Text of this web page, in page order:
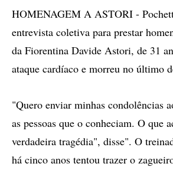
HOMENAGEM A ASTORI -
entrevista coletiva para prestar
da Fiorentina Davide Astori, de 31
ataque cardíaco e morreu no último
"Quero enviar minhas condolências
as pessoas que o conheciam. O que
verdadeira tragédia", disse". O
há cinco anos tentou trazer o